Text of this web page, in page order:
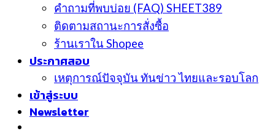
คำถามที่พบบ่อย (FAQ) SHEET389
ติดตามสถานะการสั่งซื้อ
ร้านเราใน Shopee
ประกาศสอบ
เหตุการณ์ปัจจุบัน ทันข่าว ไทยและรอบโลก
เข้าสู่ระบบ
Newsletter